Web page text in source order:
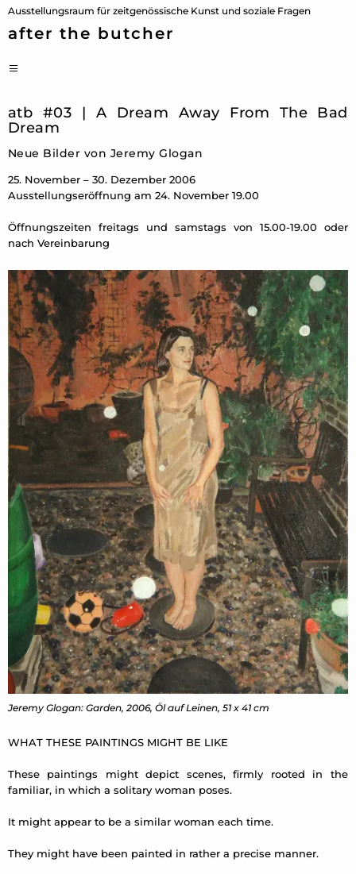
Ausstellungsraum für zeitgenössische Kunst und soziale Fragen
after the butcher
Zum
Inhalt
atb #03 | A Dream Away From The Bad
Dream
Neue Bilder von Jeremy Glogan
25. November – 30. Dezember 2006
Ausstellungseröffnung am 24. November 19.00
Öffnungszeiten freitags und samstags von 15.00-19.00 oder
nach Vereinbarung
Jeremy Glogan: Garden, 2006, Öl auf Leinen, 51 x 41 cm
WHAT THESE PAINTINGS MIGHT BE LIKE
These paintings might depict scenes, firmly rooted in the
familiar, in which a solitary woman poses.
It might appear to be a similar woman each time.
They might have been painted in rather a precise manner.